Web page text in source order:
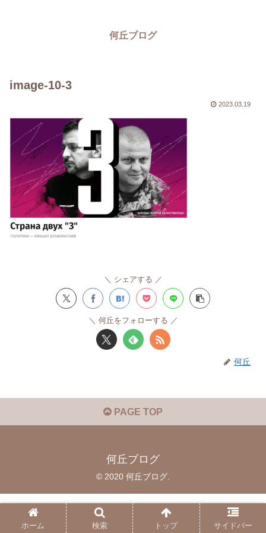
何丘ブログ
image-10-3
2023.03.19
シェアする
何丘をフォローする
何丘
PAGE TOP
何丘ブログ
© 2020 何丘ブログ.
ホーム 検索 トップ サイドバー